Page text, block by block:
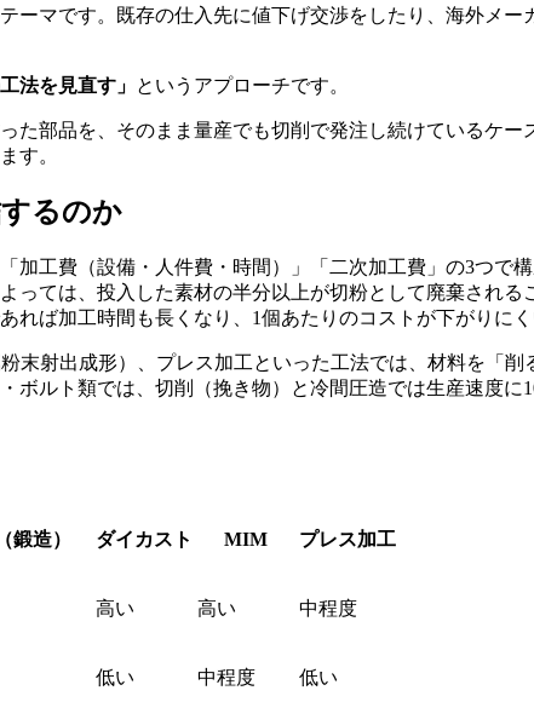
ーマです。既存の仕入先に値下げ交渉をしたり、海外メ
法を見直す」 というアプローチです。
た部品を、そのまま量産でも切削で発注し続けているケ
す。
るのか
加工費（設備・人件費・時間）」「二次加工費」の3つで
っては、投入した素材の半分以上が切粉として廃棄され
れば加工時間も長くなり、1個あたりのコストが下がりにく
末射出成形）、プレス加工といった工法では、材料を「
ボルト類では、切削（挽き物）と冷間圧造では生産速度
鍛造） ダイカスト MIM プレス加工
高い 高い 中程度
低い 中程度 低い